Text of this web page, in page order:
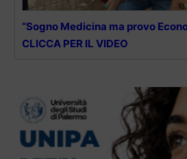
“Sogno Medicina ma provo
CLICCA PER IL VIDEO